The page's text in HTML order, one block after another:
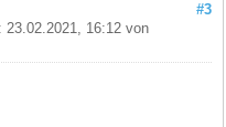
#3
23.02.2021, 16:12 von